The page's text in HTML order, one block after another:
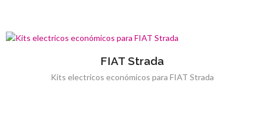
FIAT Strada
Kits electricos económicos para FIAT Strada